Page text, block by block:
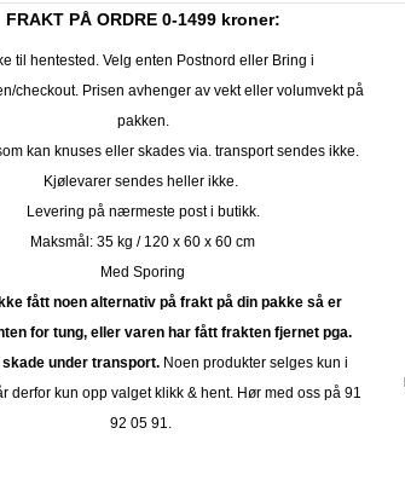
FRAKT PÅ ORDRE 0-1499 kroner:
til hentested. Velg enten Postnord eller Bring i
checkout. Prisen avhenger av vekt eller volumvekt på
pakken.
kan knuses eller skades via. transport sendes ikke.
Kjølevarer sendes heller ikke.
Levering på nærmeste post i butikk.
Maksmål: 35 kg / 120 x 60 x 60 cm
Med Sporing
fått noen alternativ på frakt på din pakke så er
for tung, eller varen har fått frakten fjernet pga.
under transport.Noen produkter selges kun i
derfor kun opp valget klikk & hent. Hør med oss på 91
92 05 91.